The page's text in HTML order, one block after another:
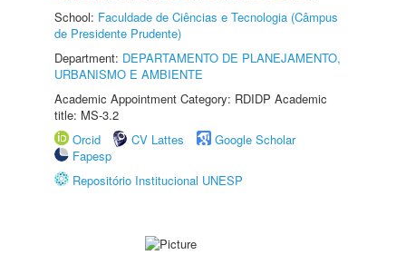
School: Faculdade de Ciências e Tecnologia (Câmpus
de Presidente Prudente)
Department: DEPARTAMENTO DE PLANEJAMENTO,
URBANISMO E AMBIENTE
Academic Appointment Category: RDIDP Academic
title: MS-3.2
Orcid
CV Lattes
Google Scholar
Fapesp
Repositório Institucional UNESP